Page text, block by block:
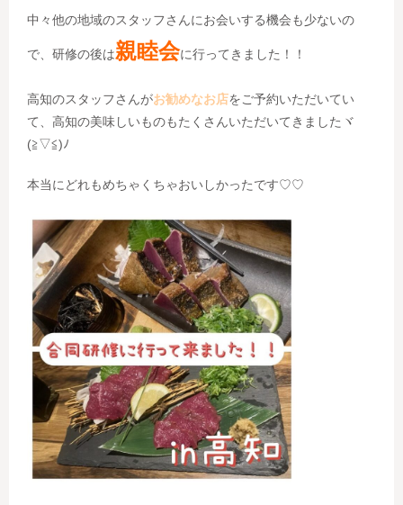
中々他の地域のスタッフさんにお会いする機会も少ないの
で、研修の後は親睦会に行ってきました！！
高知のスタッフさんがお勧めなお店をご予約いただいてい
て、高知の美味しいものもたくさんいただいてきましたヾ
(≧▽≦)ﾉ
本当にどれもめちゃくちゃおいしかったです♡♡